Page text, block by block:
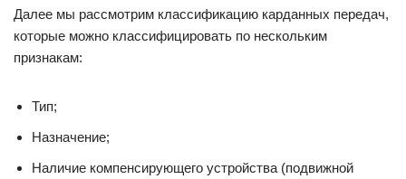
Далее мы рассмотрим классификацию карданных передач,
которые можно классифицировать по нескольким
признакам:
Тип;
Назначение;
Наличие компенсирующего устройства (подвижной